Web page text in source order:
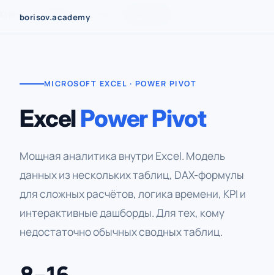
borisov.academy
Курсы › Microsoft ›
MICROSOFT EXCEL · POWER PIVOT
ExcelPower Pivot
Мощная аналитика внутри Excel. Модель
данных из нескольких таблиц, DAX-формулы
для сложных расчётов, логика времени, KPI и
интерактивные дашборды. Для тех, кому
недостаточно обычных сводных таблиц.